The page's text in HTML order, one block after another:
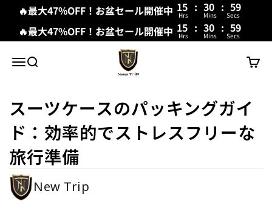
🔥最大47%OFF！お盆セール開催中 15 : 30 : 58
Hrs Mins Secs
🔥最大47%OFF！お盆セール開催中 15 : 30 : 58
Hrs Mins Secs
メニュー
検索
New Trip
カート
スーツケースのパッキングガイ
ド：効率的でストレスフリーな
旅行準備
New Trip